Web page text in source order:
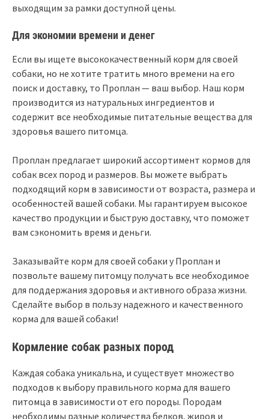
выходящим за рамки доступной цены.
Для экономии времени и денег
Если вы ищете высококачественный корм для своей
собаки, но не хотите тратить много времени на его
поиск и доставку, то Проплан — ваш выбор. Наш корм
производится из натуральных ингредиентов и
содержит все необходимые питательные вещества для
здоровья вашего питомца.
Проплан предлагает широкий ассортимент кормов для
собак всех пород и размеров. Вы можете выбрать
подходящий корм в зависимости от возраста, размера и
особенностей вашей собаки. Мы гарантируем высокое
качество продукции и быструю доставку, что поможет
вам сэкономить время и деньги.
Заказывайте корм для своей собаки у Проплан и
позвольте вашему питомцу получать все необходимое
для поддержания здоровья и активного образа жизни.
Сделайте выбор в пользу надежного и качественного
корма для вашей собаки!
Кормление собак разных пород
Каждая собака уникальна, и существует множество
подходов к выбору правильного корма для вашего
питомца в зависимости от его породы. Породам
необходимы разные количества белков, жиров и